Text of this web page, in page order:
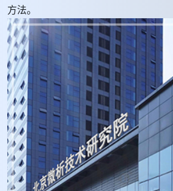
方法。